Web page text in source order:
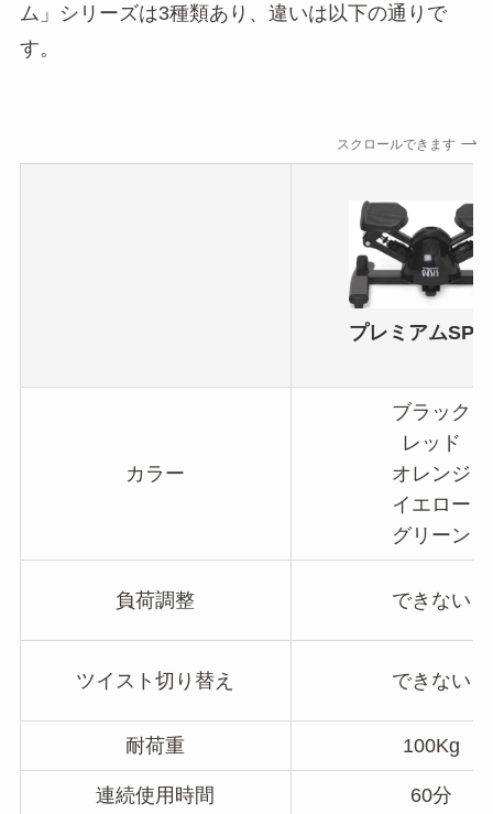
ム」シリーズは3種類あり、違いは以下の通りで
す。
スクロールできます
プレミアムSP-
カラー
ブラック
レッド
オレンジ
イエロー
グリーン
負荷調整 できない
ツイスト切り替え できない
耐荷重 100Kg
連続使用時間 60分